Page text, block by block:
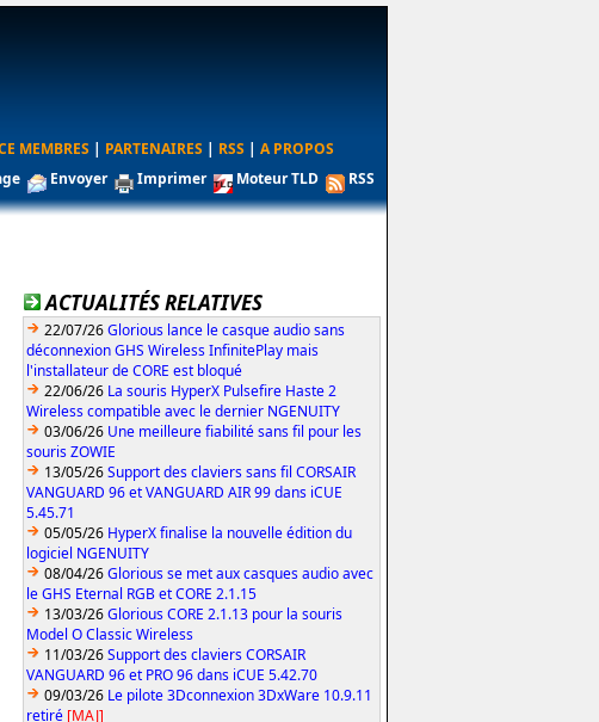
MEMBRES | PARTENAIRES | RSS | A PROPOS
Envoyer Imprimer Moteur TLD RSS
ACTUALITÉS RELATIVES
22/07/26Glorious lance le casque audio sans
déconnexion GHS Wireless InfinitePlay mais
l'installateur de CORE est bloqué
22/06/26 La souris HyperX Pulsefire Haste 2
Wireless compatible avec le dernier NGENUITY
03/06/26 Une meilleure fiabilité sans fil pour les
souris ZOWIE
13/05/26Support des claviers sans fil CORSAIR
VANGUARD 96 et VANGUARD AIR 99 dans iCUE
5.45.71
05/05/26 HyperX finalise la nouvelle édition du
logiciel NGENUITY
08/04/26Glorious se met aux casques audio avec
le GHS Eternal RGB et CORE 2.1.15
13/03/26Glorious CORE 2.1.13 pour la souris
Model O Classic Wireless
11/03/26Support des claviers CORSAIR
VANGUARD 96 et PRO 96 dans iCUE 5.42.70
09/03/26 Le pilote 3Dconnexion 3DxWare 10.9.11
retiré [MAJ]